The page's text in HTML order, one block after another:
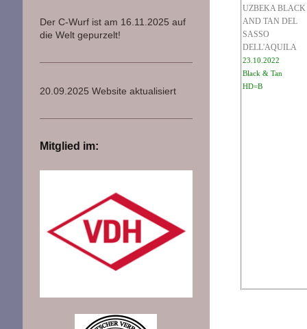
UZBEKA BLACK
AND TAN DEL
SASSO
DELL'AQUILA
23.10.2022
Black & Tan
HD=B
Der C-Wurf ist am 16.11.2025 auf
die Welt gepurzelt!
20.09.2025 Website aktualisiert
Mitglied im: